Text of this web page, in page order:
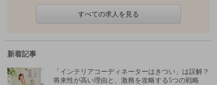
すべての求人を見る
新着記事
「インテリアコーディネーターはきつい」は誤解？
将来性が高い理由と、激務を攻略する5つの戦略